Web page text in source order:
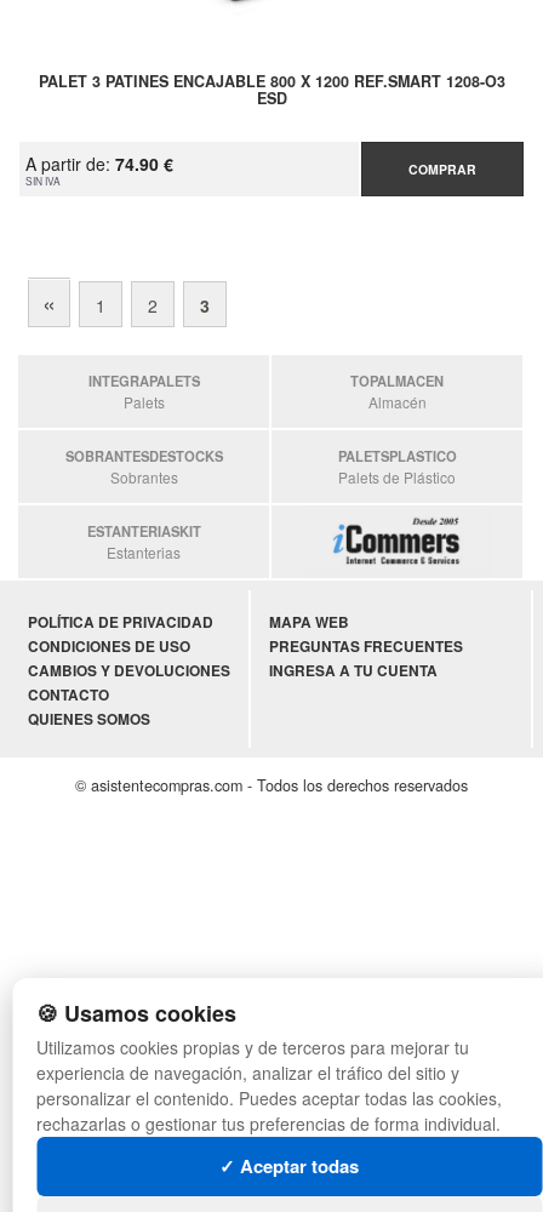
PALET 3 PATINES ENCAJABLE 800 X 1200 REF.SMART 1208-O3
ESD
A partir de: 74.90 €
SIN IVA
COMPRAR
« 1 2 3
INTEGRAPALETS
Palets
TOPALMACEN
Almacén
SOBRANTESDESTOCKS
Sobrantes
PALETSPLASTICO
Palets de Plástico
ESTANTERIASKIT
Estanterias
POLÍTICA DE PRIVACIDAD
CONDICIONES DE USO
CAMBIOS Y DEVOLUCIONES
CONTACTO
QUIENES SOMOS
MAPA WEB
PREGUNTAS FRECUENTES
INGRESA A TU CUENTA
© asistentecompras.com - Todos los derechos reservados
🍪 Usamos cookies
Utilizamos cookies propias y de terceros para mejorar tu
experiencia de navegación, analizar el tráfico del sitio y
personalizar el contenido. Puedes aceptar todas las cookies,
rechazarlas o gestionar tus preferencias de forma individual.
✓ Aceptar todas